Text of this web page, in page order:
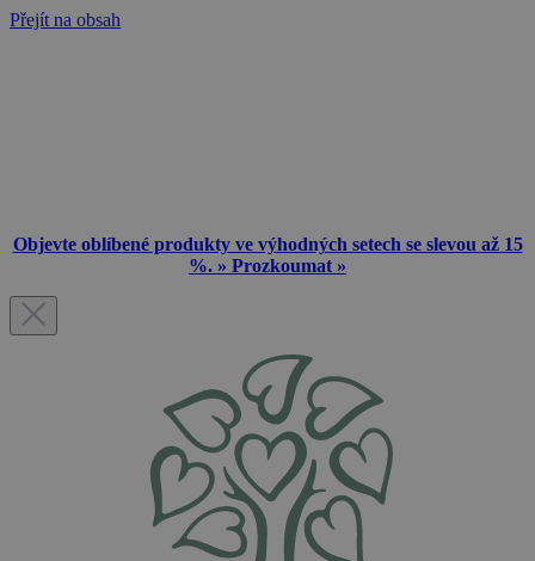
Přejít na obsah
Objevte oblíbené produkty ve výhodných setech se slevou až 15
%. » Prozkoumat »